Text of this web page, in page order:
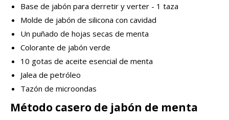
Base de jabón para derretir y verter - 1 taza
Molde de jabón de silicona con cavidad
Un puñado de hojas secas de menta
Colorante de jabón verde
10 gotas de aceite esencial de menta
Jalea de petróleo
Tazón de microondas
Método casero de jabón de menta